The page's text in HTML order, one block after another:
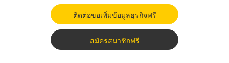
ติดต่อขอเพิ่มข้อมูลธุรกิจฟรี
สมัครสมาชิกฟรี